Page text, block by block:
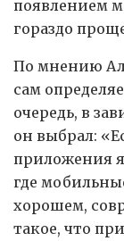
появлением
гораздо
По мнению
сам
очередь, в
он выбрал:
приложения
где
хорошем,
такое, что